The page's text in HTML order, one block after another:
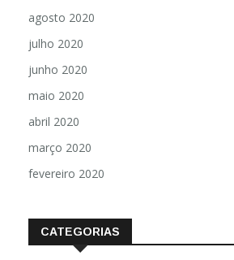
agosto 2020
julho 2020
junho 2020
maio 2020
abril 2020
março 2020
fevereiro 2020
CATEGORIAS